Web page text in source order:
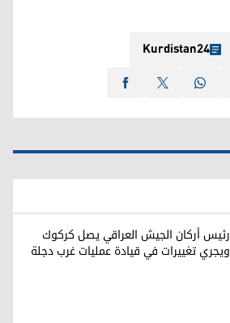
Kurdistan24
رئيس أركان الجيش العراقي يصل كركوك
ويجري تغييرات في قيادة عمليات غرب دجلة